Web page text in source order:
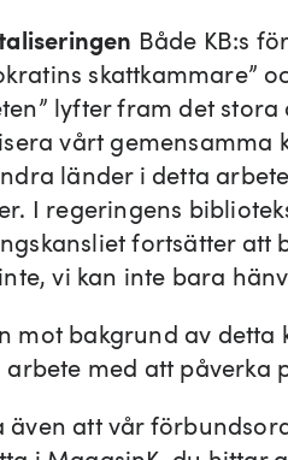
Både KB:s
skattkammare”
lyfter fram det
vårt gemensamma
länder i detta
I regeringens
fortsätter
vi kan inte bara
mot bakgrund av
arbete med att påverka
även att vår